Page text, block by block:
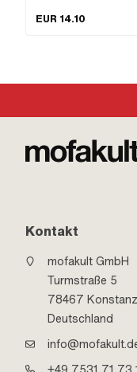
EUR 14.10
Kontakt
mofakult GmbH
Turmstraße 5
78467 Konstanz
Deutschland